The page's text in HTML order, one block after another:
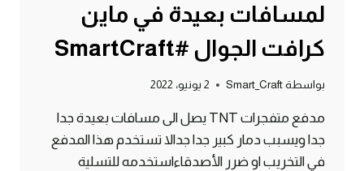
لمسافات بعيدة في ماين
كرافت الجوال #SmartCraft
بواسطة Smart_Craft 2 يونيو، 2022
مدفع متفجرات TNT يصل الى مسافات بعيدة جدا
جدا ويسبب دمار كبير جدا جدالا تستخدم هذا المدفع
في التخريب او ضرر الأصدقاءاستخدمه للتسلية